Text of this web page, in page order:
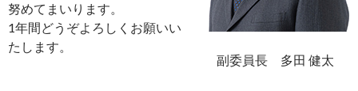
副委員長 多田 健太
努めてまいります。
1年間どうぞよろしくお願いい
たします。